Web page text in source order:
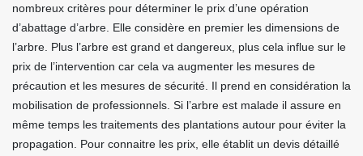
nombreux critères pour déterminer le prix d’une opération
d’abattage d’arbre. Elle considère en premier les dimensions de
l’arbre. Plus l’arbre est grand et dangereux, plus cela influe sur le
prix de l’intervention car cela va augmenter les mesures de
précaution et les mesures de sécurité. Il prend en considération la
mobilisation de professionnels. Si l’arbre est malade il assure en
même temps les traitements des plantations autour pour éviter la
propagation. Pour connaitre les prix, elle établit un devis détaillé